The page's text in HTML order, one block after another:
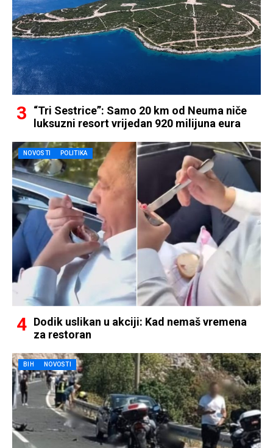
“Tri Sestrice”: Samo 20 km od Neuma niče
luksuzni resort vrijedan 920 milijuna eura
NOVOSTI POLITIKA
Dodik uslikan u akciji: Kad nemaš vremena
za restoran
BIH NOVOSTI